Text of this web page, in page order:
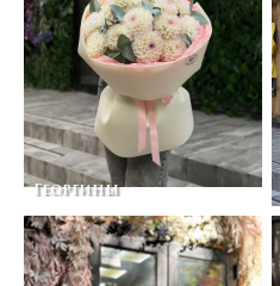
Георгины